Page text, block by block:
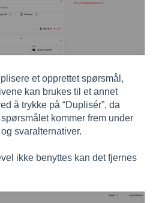
et opprettet spørsmål,
kan brukes til et annet
å trykke på “Duplisér”, da
kommer frem under
svaralternativer.
ikke benyttes kan det fjernes